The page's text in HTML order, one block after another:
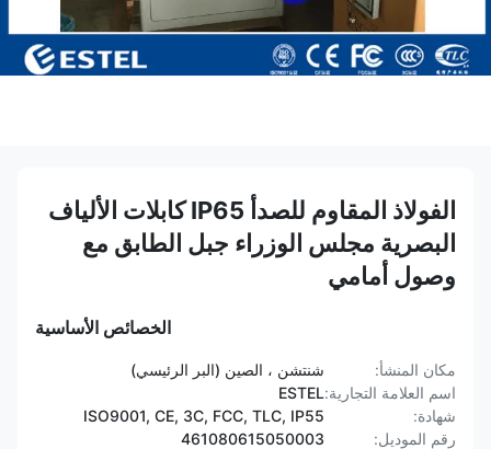
الفولاذ المقاوم للصدأ IP65 كابلات الألياف
البصرية مجلس الوزراء جبل الطابق مع
وصول أمامي
الخصائص الأساسية
مكان المنشأ:
شنتشن ، الصين (البر الرئيسي)
اسم العلامة التجارية:ESTEL
شهادة:
ISO9001, CE, 3C, FCC, TLC, IP55
رقم الموديل:
461080615050003